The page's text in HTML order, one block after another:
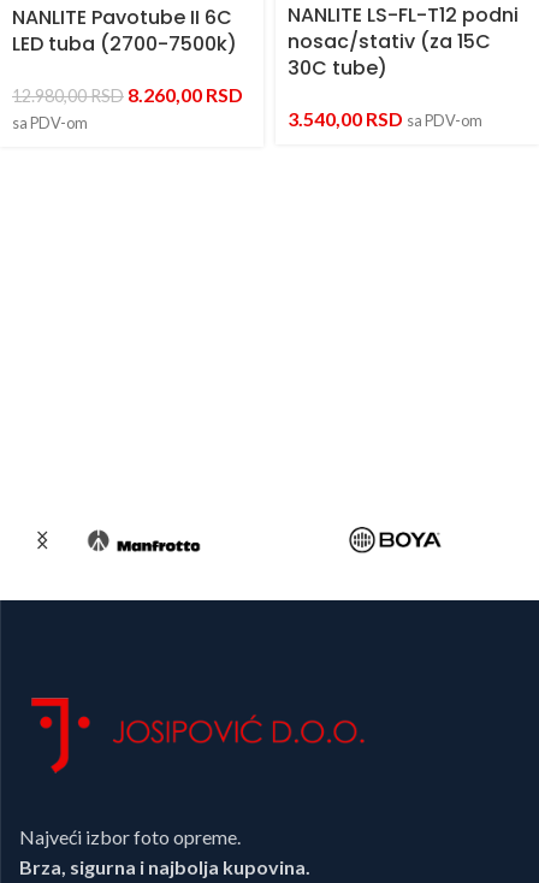
NANLITE Pavotube II 6C
LED tuba (2700-7500k)
12.980,00RSD 8.260,00 RSD
sa PDV-om
NANLITE LS-FL-T12 podni
nosac/stativ (za 15C
30C tube)
3.540,00 RSD sa PDV-om
Najveći izbor foto opreme.
Brza, sigurna i najbolja kupovina.